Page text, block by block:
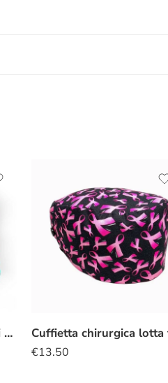
Cuffietta chirurgica Denti verde
€13.50